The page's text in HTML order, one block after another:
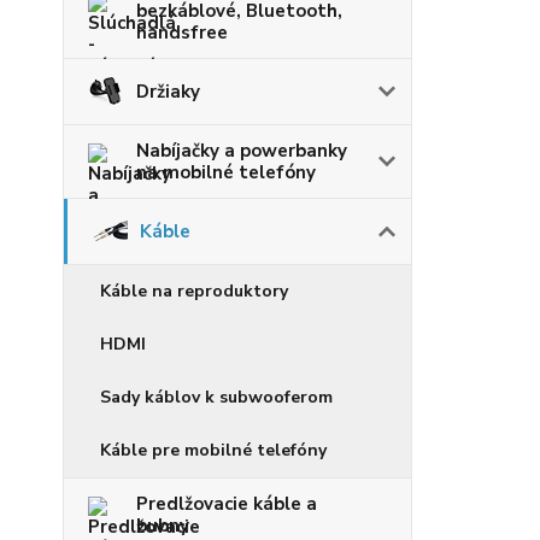
bezkáblové, Bluetooth,
handsfree
Držiaky
Nabíjačky a powerbanky
na mobilné telefóny
Káble
Káble na reproduktory
HDMI
Sady káblov k subwooferom
Káble pre mobilné telefóny
Predlžovacie káble a
bubny